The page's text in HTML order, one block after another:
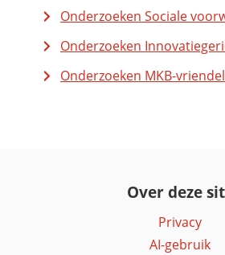
Onderzoeken Sociale
Onderzoeken
Onderzoeken MKB-
Over deze
Privacy
AI-gebruik